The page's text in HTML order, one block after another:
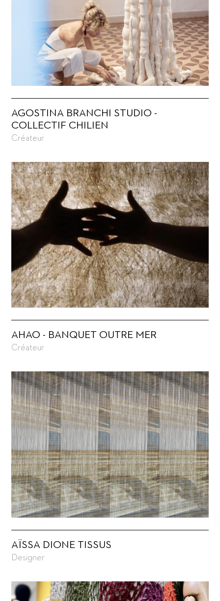
AGOSTINA BRANCHI STUDIO -
COLLECTIF CHILIEN
Créateur
AHAO - BANQUET OUTRE MER
Créateur
AÏSSA DIONE TISSUS
Designer